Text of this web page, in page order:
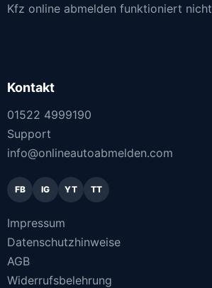
Kfz online abmelden funktioniert nicht
Kontakt
01522 4999190
Support
info@onlineautoabmelden.com
FB IG YT TT
Impressum
Datenschutzhinweise
AGB
Widerrufsbelehrung